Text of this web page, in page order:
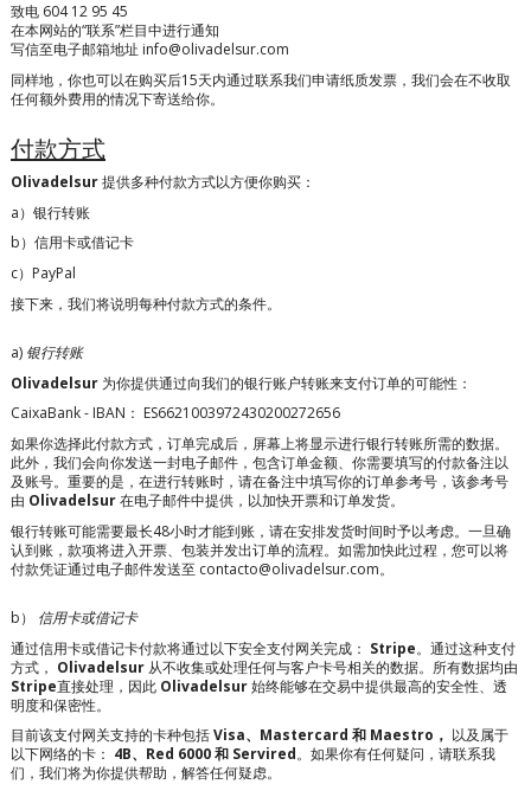
致电 604 12 95 45
在本网站的“联系”栏目中进行通知
写信至电子邮箱地址 info@olivadelsur.com
同样地，你也可以在购买后15天内通过联系我们申请纸质发票，我们会在不收取
任何额外费用的情况下寄送给你。
付款方式
Olivadelsur提供多种付款方式以方便你购买：
a）银行转账
b）信用卡或借记卡
c）PayPal
接下来，我们将说明每种付款方式的条件。
a) 银行转账
Olivadelsur 为你提供通过向我们的银行账户转账来支付订单的可能性：
CaixaBank - IBAN： ES6621003972430200272656
如果你选择此付款方式，订单完成后，屏幕上将显示进行银行转账所需的数据。
此外，我们会向你发送一封电子邮件，包含订单金额、你需要填写的付款备注以
及账号。重要的是，在进行转账时，请在备注中填写你的订单参考号，该参考号
由 Olivadelsur在电子邮件中提供，以加快开票和订单发货。
银行转账可能需要最长48小时才能到账，请在安排发货时间时予以考虑。一旦确
认到账，款项将进入开票、包装并发出订单的流程。如需加快此过程，您可以将
付款凭证通过电子邮件发送至 contacto@olivadelsur.com。
b） 信用卡或借记卡
通过信用卡或借记卡付款将通过以下安全支付网关完成： Stripe。通过这种支付
方式， Olivadelsur 从不收集或处理任何与客户卡号相关的数据。所有数据均由
Stripe直接处理，因此 Olivadelsur始终能够在交易中提供最高的安全性、透
明度和保密性。
目前该支付网关支持的卡种包括Visa、Mastercard 和 Maestro， 以及属于
以下网络的卡： 4B、Red 6000 和 Servired。如果你有任何疑问，请联系我
们，我们将为你提供帮助，解答任何疑虑。